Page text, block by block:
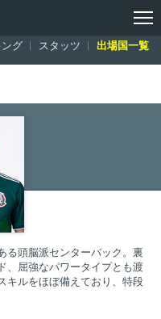
ウー
グ スタッツ 出場国一覧
る頭脳派センターバック。裏
、屈強なパワータイプとも渡
キルをほぼ備えており、特段